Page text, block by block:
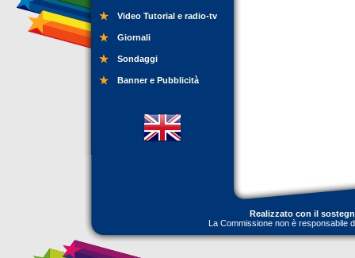
Video Tutorial e radio-tv
Giornali
Sondaggi
Banner e Pubblicità
Realizzato con il
La Commissione non è responsabile